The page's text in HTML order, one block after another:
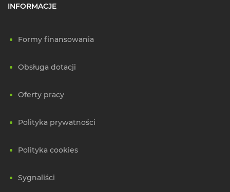
INFORMACJE
Formy finansowania
Obsługa dotacji
Oferty pracy
Polityka prywatności
Polityka cookies
Sygnaliści